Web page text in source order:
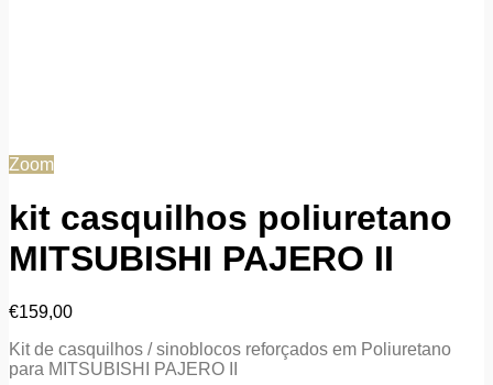
Zoom
kit casquilhos poliuretano
MITSUBISHI PAJERO II
€159,00
Kit de casquilhos / sinoblocos reforçados em Poliuretano
para MITSUBISHI PAJERO II